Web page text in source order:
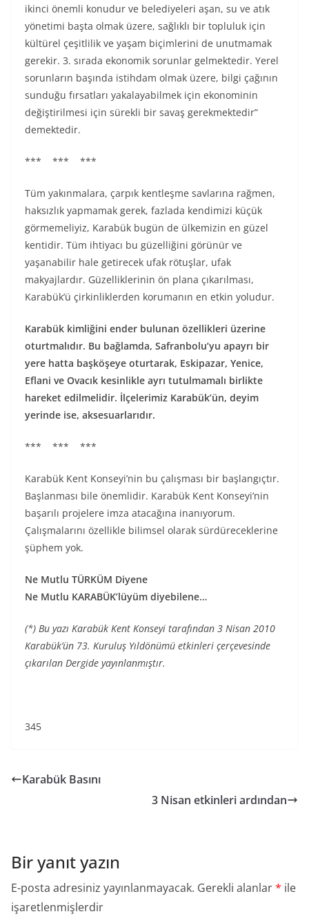
ikinci önemli konudur ve belediyeleri aşan, su ve atık
yönetimi başta olmak üzere, sağlıklı bir topluluk için
kültürel çeşitlilik ve yaşam biçimlerini de unutmamak
gerekir. 3. sırada ekonomik sorunlar gelmektedir. Yerel
sorunların başında istihdam olmak üzere, bilgi çağının
sunduğu fırsatları yakalayabilmek için ekonominin
değiştirilmesi için sürekli bir savaş gerekmektedir”
demektedir.
*** *** ***
Tüm yakınmalara, çarpık kentleşme savlarına rağmen,
haksızlık yapmamak gerek, fazlada kendimizi küçük
görmemeliyiz, Karabük bugün de ülkemizin en güzel
kentidir. Tüm ihtiyacı bu güzelliğini görünür ve
yaşanabilir hale getirecek ufak rötuşlar, ufak
makyajlardır. Güzelliklerinin ön plana çıkarılması,
Karabük’ü çirkinliklerden korumanın en etkin yoludur.
Karabük kimliğini ender bulunan özellikleri üzerine
oturtmalıdır. Bu bağlamda, Safranbolu’yu apayrı bir
yere hatta başköşeye oturtarak, Eskipazar, Yenice,
Eflani ve Ovacık kesinlikle ayrı tutulmamalı birlikte
hareket edilmelidir. İlçelerimiz Karabük’ün, deyim
yerinde ise, aksesuarlarıdır.
*** *** ***
Karabük Kent Konseyi’nin bu çalışması bir başlangıçtır.
Başlanması bile önemlidir. Karabük Kent Konseyi’nin
başarılı projelere imza atacağına inanıyorum.
Çalışmalarını özellikle bilimsel olarak sürdüreceklerine
şüphem yok.
Ne Mutlu TÜRKÜM Diyene
Ne Mutlu KARABÜK’lüyüm diyebilene…
(*) Bu yazı Karabük Kent Konseyi tarafından 3 Nisan 2010
Karabük’ün 73. Kuruluş Yıldönümü etkinleri çerçevesinde
çıkarılan Dergide yayınlanmıştır.
345
Karabük Basını
3 Nisan etkinleri ardından
Bir yanıt yazın
E-posta adresiniz yayınlanmayacak. Gerekli alanlar* ile
işaretlenmişlerdir